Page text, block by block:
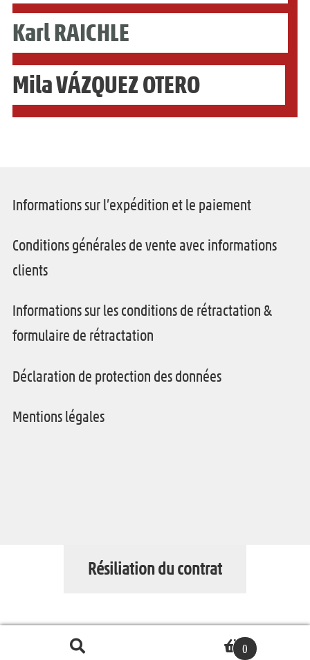
Karl RAICHLE
Mila VÁZQUEZ OTERO
Informations sur l’expédition et le paiement
Conditions générales de vente avec informations
clients
Informations sur les conditions de rétractation &
formulaire de rétractation
Déclaration de protection des données
Mentions légales
0
Résiliation du contrat